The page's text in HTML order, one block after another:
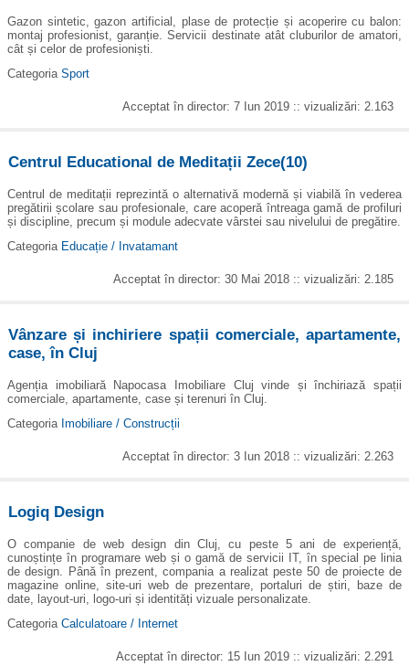
Gazon sintetic, gazon artificial, plase de protecție și acoperire cu balon:
montaj profesionist, garanție. Servicii destinate atât cluburilor de amatori,
cât și celor de profesioniști.
Categoria Sport
Acceptat în director: 7 Iun 2019 :: vizualizări: 2.163
Centrul Educational de Meditații Zece(10)
Centrul de meditații reprezintă o alternativă modernă și viabilă în vederea
pregătirii școlare sau profesionale, care acoperă întreaga gamă de profiluri
și discipline, precum și module adecvate vârstei sau nivelului de pregătire.
Categoria Educație / Invatamant
Acceptat în director: 30 Mai 2018 :: vizualizări: 2.185
Vânzare și inchiriere spații comerciale, apartamente,
case, în Cluj
Agenția imobiliară Napocasa Imobiliare Cluj vinde și închiriază spații
comerciale, apartamente, case și terenuri în Cluj.
Categoria Imobiliare / Construcții
Acceptat în director: 3 Iun 2018 :: vizualizări: 2.263
Logiq Design
O companie de web design din Cluj, cu peste 5 ani de experiență,
cunoștințe în programare web și o gamă de servicii IT, în special pe linia
de design. Până în prezent, compania a realizat peste 50 de proiecte de
magazine online, site-uri web de prezentare, portaluri de știri, baze de
date, layout-uri, logo-uri și identități vizuale personalizate.
Categoria Calculatoare / Internet
Acceptat în director: 15 Iun 2019 :: vizualizări: 2.291